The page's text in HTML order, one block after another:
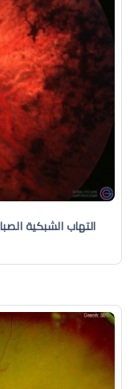
التهاب الشبكية